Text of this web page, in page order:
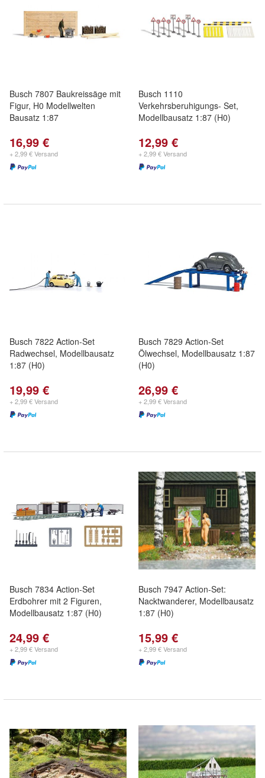
Busch 7807 Baukreissäge mit
Figur, H0 Modellwelten
Bausatz 1:87
16,99 €
+ 2,99 € Versand
Busch 1110
Verkehrsberuhigungs- Set,
Modellbausatz 1:87 (H0)
12,99 €
+ 2,99 € Versand
Busch 7822 Action-Set
Radwechsel, Modellbausatz
1:87 (H0)
19,99 €
+ 2,99 € Versand
Busch 7829 Action-Set
Ölwechsel, Modellbausatz 1:87
(H0)
26,99 €
+ 2,99 € Versand
Busch 7834 Action-Set
Erdbohrer mit 2 Figuren,
Modellbausatz 1:87 (H0)
24,99 €
+ 2,99 € Versand
Busch 7947 Action-Set:
Nacktwanderer, Modellbausatz
1:87 (H0)
15,99 €
+ 2,99 € Versand